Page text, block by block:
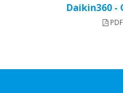
Daikin360